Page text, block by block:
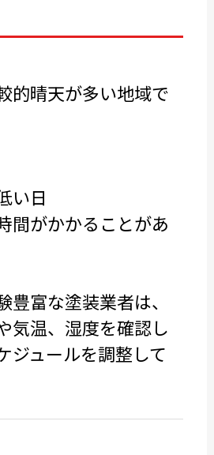
的晴天が多い地域で
い日
間がかかることがあ
豊富な塗装業者は、
気温、湿度を確認し
ジュールを調整して